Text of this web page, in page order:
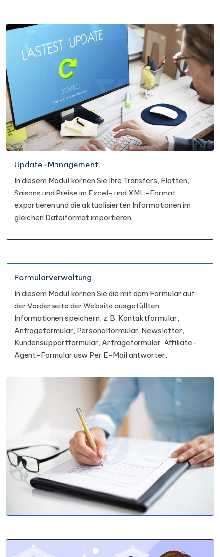
Update-Management
In diesem Modul können Sie Ihre Transfers, Flotten,
Saisons und Preise im Excel- und XML-Format
exportieren und die aktualisierten Informationen im
gleichen Dateiformat importieren.
Formularverwaltung
In diesem Modul können Sie die mit dem Formular auf
der Vorderseite der Website ausgefüllten
Informationen speichern, z. B. Kontaktformular,
Anfrageformular, Personalformular, Newsletter,
Kundensupportformular, Anfrageformular, Affiliate-
Agent-Formular usw Per E-Mail antworten.